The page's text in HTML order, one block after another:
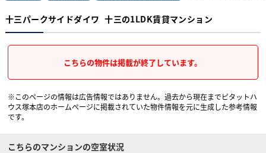
十三パークサイドダイワ 十三の1LDK賃貸マンション
こちらの物件は掲載が終了しています。
※このページの情報は広告情報ではありません。過去から現在までピタットハ
ウス塚本店のホームぺージに掲載されていた物件情報を元に生成した参考情報
です。
こちらのマンションの空室状況